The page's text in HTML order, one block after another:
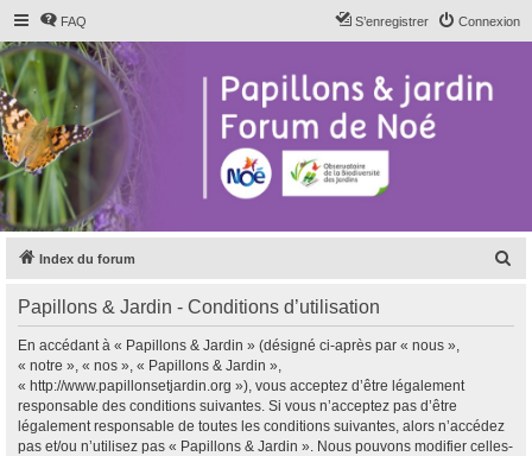
FAQ Connexion
S’enregistrer
Index du forum
Papillons & Jardin - Conditions d’utilisation
En accédant à « Papillons & Jardin » (désigné ci-après par « nous »,
« notre », « nos », « Papillons & Jardin »,
« http://www.papillonsetjardin.org »), vous acceptez d’être légalement
responsable des conditions suivantes. Si vous n’acceptez pas d’être
légalement responsable de toutes les conditions suivantes, alors n’accédez
pas et/ou n’utilisez pas « Papillons & Jardin ». Nous pouvons modifier celles-